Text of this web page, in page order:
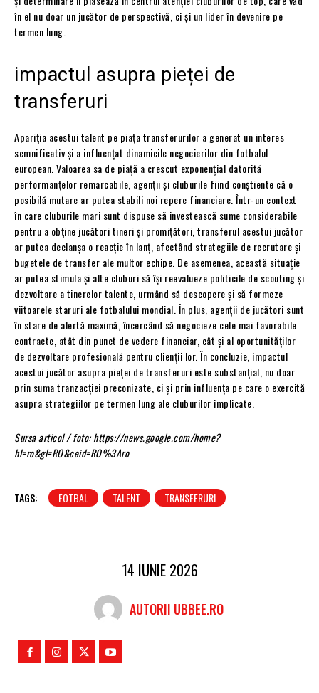
în el nu doar un jucător de perspectivă, ci și un lider în devenire pe
termen lung.
impactul asupra pieței de
transferuri
Apariția acestui talent pe piața transferurilor a generat un interes
semnificativ și a influențat dinamicile negocierilor din fotbalul
european. Valoarea sa de piață a crescut exponențial datorită
performanțelor remarcabile, agenții și cluburile fiind conștiente că o
posibilă mutare ar putea stabili noi repere financiare. Într-un context
în care cluburile mari sunt dispuse să investească sume considerabile
pentru a obține jucători tineri și promițători, transferul acestui jucător
ar putea declanșa o reacție în lanț, afectând strategiile de recrutare și
bugetele de transfer ale multor echipe. De asemenea, această situație
ar putea stimula și alte cluburi să își reevalueze politicile de scouting și
dezvoltare a tinerelor talente, urmând să descopere și să formeze
viitoarele staruri ale fotbalului mondial. În plus, agenții de jucători sunt
în stare de alertă maximă, încercând să negocieze cele mai favorabile
contracte, atât din punct de vedere financiar, cât și al oportunităților
de dezvoltare profesională pentru clienții lor. În concluzie, impactul
acestui jucător asupra pieței de transferuri este substanțial, nu doar
prin suma tranzacției preconizate, ci și prin influența pe care o exercită
asupra strategiilor pe termen lung ale cluburilor implicate.
Sursa articol / foto: https://news.google.com/home?
hl=ro&gl=RO&ceid=RO%3Aro
TAGS: FOTBAL TALENT TRANSFERURI
14 IUNIE 2026
AUTORII UBBEE.RO